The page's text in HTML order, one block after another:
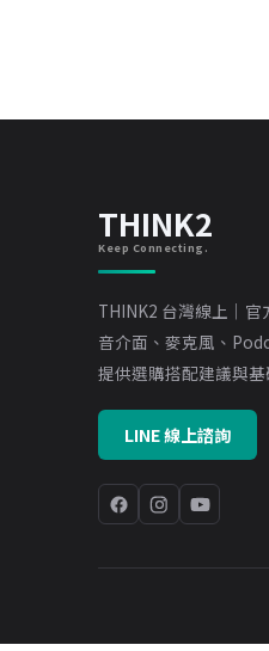
THINK2
Keep Connecting.
THINK2 台灣線上｜
音介面、麥克風、
提供選購搭配建議與基
LINE 線上諮詢